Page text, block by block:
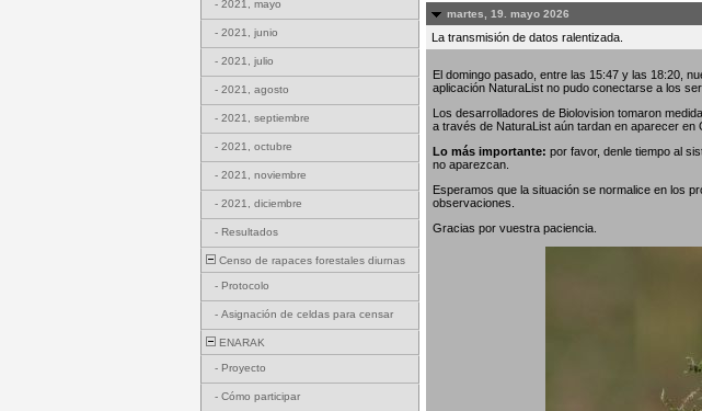
- 2021, mayo
- 2021, junio
- 2021, julio
- 2021, agosto
- 2021, septiembre
- 2021, octubre
- 2021, noviembre
- 2021, diciembre
- Resultados
Censo de rapaces forestales diurnas
- Protocolo
- Asignación de celdas para censar
ENARAK
- Proyecto
- Cómo participar
martes, 19. mayo 2026
La transmisión de datos ralentizada.
El domingo pasado, entre las 15:47 y las 18:20,
aplicación NaturaList no pudo conectarse a los
Los desarrolladores de Biolovision tomaron
a través de NaturaList aún tardan en aparecer en
Lo más importante: por favor, denle tiempo al
no aparezcan.
Esperamos que la situación se normalice en los
observaciones.
Gracias por vuestra paciencia.